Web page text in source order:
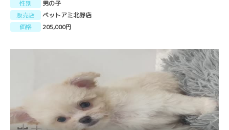
性別
男の子
販売店
ペットアミ北野店
価格
205,000円